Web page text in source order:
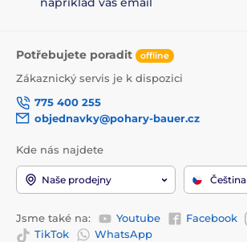
Potřebujete poradit offline
Zákaznický servis je k dispozici
775 400 255
objednavky@pohary-bauer.cz
Kde nás najdete
Naše prodejny Čeština
Jsme také na: Youtube Facebook
TikTok
WhatsApp